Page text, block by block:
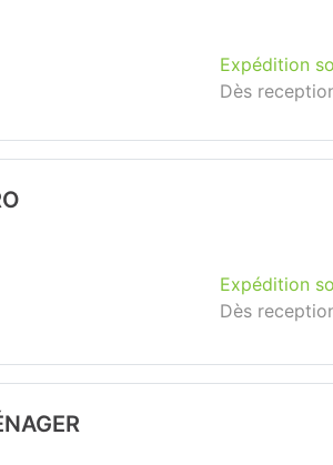
Expédition
Dès
Expédition
Dès